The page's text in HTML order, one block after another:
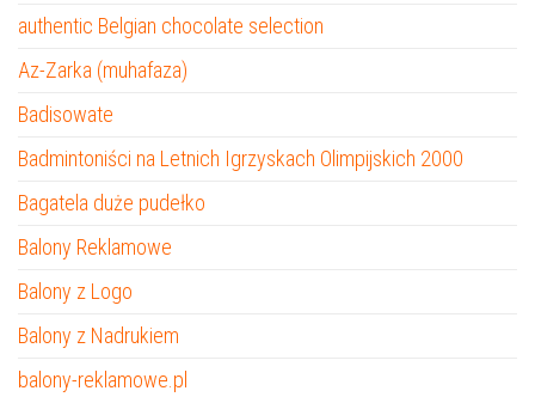
authentic Belgian chocolate selection
Az-Zarka (muhafaza)
Badisowate
Badmintoniści na Letnich Igrzyskach Olimpijskich 2000
Bagatela duże pudełko
Balony Reklamowe
Balony z Logo
Balony z Nadrukiem
balony-reklamowe.pl